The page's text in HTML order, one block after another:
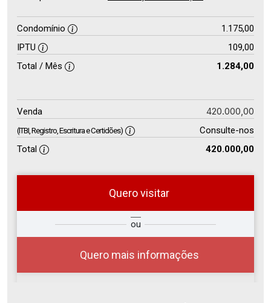
Condomínio
1.175,00
IPTU
109,00
Total / Mês
1.284,00
Venda 420.000,00
(ITBI, Registro, Escritura e Certidões)
Consulte-nos
Total
420.000,00
Quero visitar
ou
Quero mais informações
Qual o melhor dia e horário para
você?